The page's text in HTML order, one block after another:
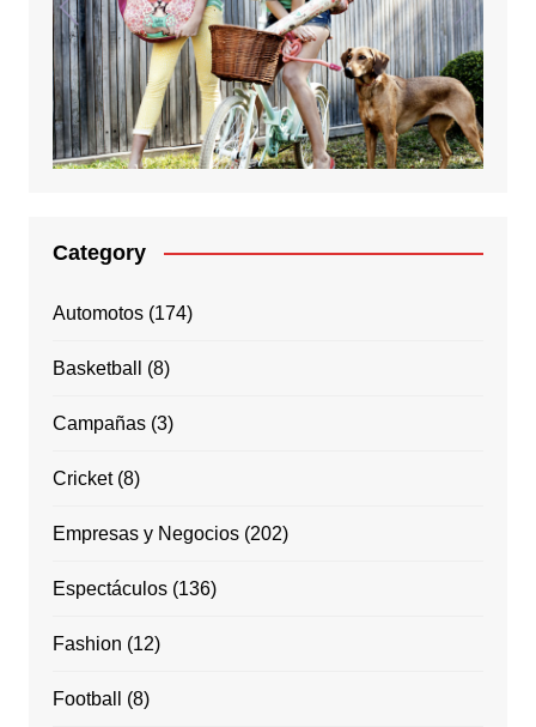
Category
Automotos(174)
Basketball (8)
Campañas(3)
Cricket(8)
Empresas y Negocios(202)
Espectáculos(136)
Fashion (12)
Football (8)